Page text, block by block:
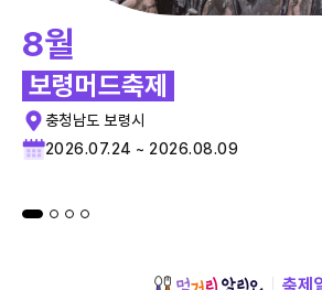
8월
보령머드축제
충청남도 보령시
2026.07.24 ~ 2026.08.09
축제